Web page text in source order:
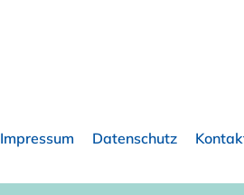
Impressum Datenschutz